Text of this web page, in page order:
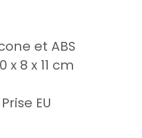
et ABS
x 8 x 11 cm
EU